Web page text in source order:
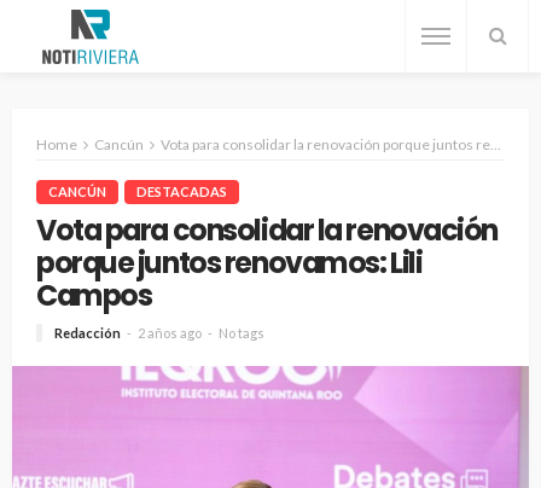
Home Cancún Vota para consolidar la renovación porque juntos renovamos: Lili Campos
CANCÚN DESTACADAS
Vota para consolidar la renovación
porque juntos renovamos: Lili
Campos
Redacción 2 años ago No tags